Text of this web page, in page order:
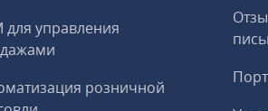
для управления
розничной